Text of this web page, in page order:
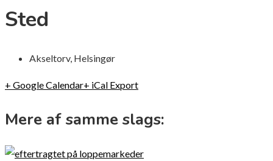
Sted
Akseltorv, Helsingør
+ Google Calendar+ iCal Export
Mere af samme slags: